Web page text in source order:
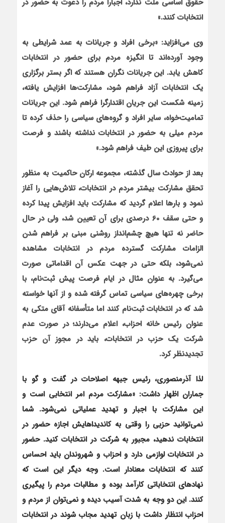
انتخابات كنند.»
وی می‌افزاید: «برخي افراد و جريانات به عمد شرايطي به
وجود آورده‌اند تا انگيزه مردم براي حضور در انتخابات
كاهش يابد. اين جريانات نگران هستند كه اگر بستر برگزاري
يك انتخابات آزاد فراهم شود، مشاركت‌ها افزايش يافته،
زمينه شکست اين جريان اقتدارگرا فراهم شود. اين جريانات
تماميت‌خواه، ساير افراد و گروه‌هاي سياسي را حذف كرده تا
مردم ميلي به حضور در انتخابات نداشته باشند و فرصت
براي پيروزي اين طيف فراهم شود.»
بعد از حوادث سال گذشته، مجموعه ارکان حاکمیت به منظور
تحقق مشارکت بیشتر مردم در انتخابات، تلاش‌هایی را آغاز
نمود و بارها اعلام گردید که مشارکت باید افزایش پیدا کرده
و حتی سقف 60 درصدی برای آن تعیین شد، ولی در حال
حاضر نه تنها هیچ چشم‌انداز روشنی مبنی بر فراهم شدن
الزامات مشارکت گسترده مردم در انتخابات مشاهده
نمی‌شود، بلکه حتی در جهت عکس آن اقداماتی صورت
می‌گیرد. به عنوان مثال در ایام فرصت پیش ثبت‌نام، با
برخی چهره‌های سیاسی تماس گرفته شده و از آنها خواسته
شد که در انتخابات ثبت‌نام کنند اما متأسفانه آقای متکی به
عنوان رئیس خانه احزاب، اعلام می‌دارند؛ در صورت عدم
شرکت یک حزب در انتخابات، باید در مجوز آن حزب
تجدیدنظر کرد.
لذا آذرمنصوری، رئیس جبهه اصلاحات در گفت و گو با
جماران اظهار داشت: «مشارکت مردم امر انتخابی است و
این مشارکت با اجبار و تهدید عملیاتی نمی‌شود. شما
نمی‌توانید حزبی را وقتی به کاندیداهایش اجازه حضور در
انتخابات ندهید، مجبور به شرکت در انتخابات کنید. حضور
در انتخابات لوازمی دارد و احزاب و شهروندان باید احساس
کنند که انتخابات معنادار است. وجه دیگر این است که
نهادهای انتخاباتی کارآمد بوده و مطالبات مردم را پیگیری
کنند.این دو وجه به شدت آسیب دیده و نمی‌توان از مردم و
احزاب انتظار داشت با زبان تهدید مجاب شوند در انتخابات